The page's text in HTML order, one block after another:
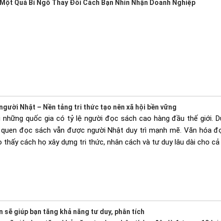
Quả Bí Ngô Thay Đổi Cách Bạn Nhìn Nhận Doanh Nghiệp
Nhật – Nền tảng tri thức tạo nên xã hội bền vững
quốc gia có tỷ lệ người đọc sách cao hàng đầu thế giới.
đọc sách vẫn được người Nhật duy trì mạnh mẽ. Văn hóa
cách họ xây dựng tri thức, nhân cách và tư duy lâu dài cho
giúp bạn tăng khả năng tư duy, phân tích